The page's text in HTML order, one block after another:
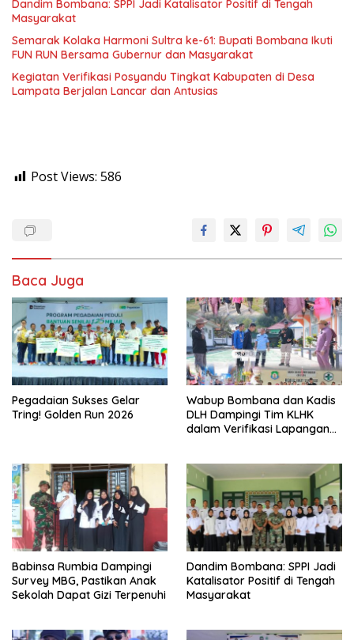
Dandim Bombana: SPPI Jadi Katalisator Positif di Tengah
Masyarakat
Semarak Kolaka Harmoni Sultra ke-61: Bupati Bombana Ikuti
FUN RUN Bersama Gubernur dan Masyarakat
Kegiatan Verifikasi Posyandu Tingkat Kabupaten di Desa
Lampata Berjalan Lancar dan Antusias
Post Views: 586
Baca Juga
Pegadaian Sukses Gelar
Tring! Golden Run 2026
Wabup Bombana dan Kadis
DLH Dampingi Tim KLHK
dalam Verifikasi Lapangan
Babinsa Rumbia Dampingi
Survey MBG, Pastikan Anak
Sekolah Dapat Gizi Terpenuhi
Dandim Bombana: SPPI Jadi
Katalisator Positif di Tengah
Masyarakat